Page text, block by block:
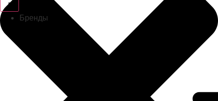
Бренды